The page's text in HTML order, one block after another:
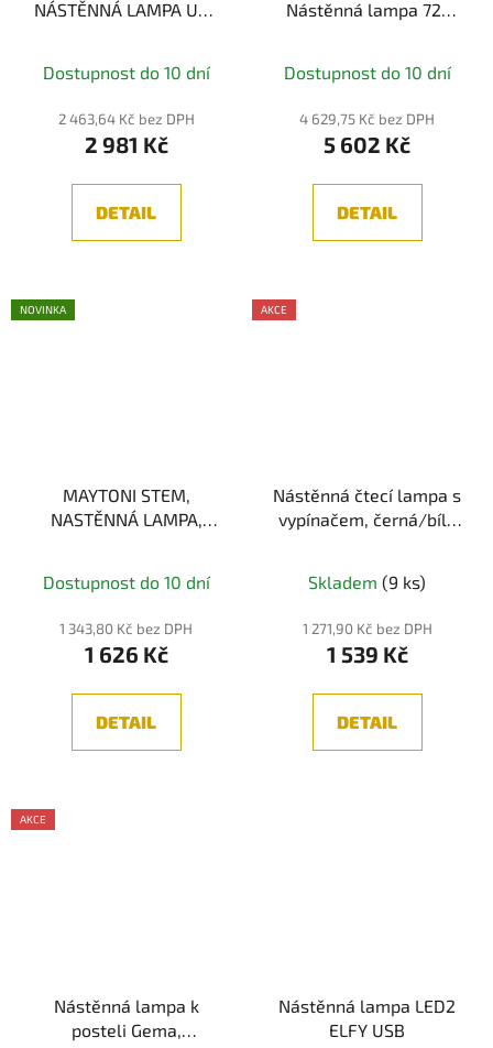
NÁSTĚNNÁ LAMPA USB
Dostupnost do 10 dní
2 463,64 Kč bez DPH
2 981 Kč
DETAIL
Nástěnná lampa 72-
Dostupnost do 10 dní
4 629,75 Kč bez DPH
5 602 Kč
DETAIL
NOVINKA
MAYTONI STEM,
NASTĚNNÁ LAMPA,
Dostupnost do 10 dní
1 343,80 Kč bez DPH
1 626 Kč
DETAIL
AKCE
Nástěnná čtecí lampa s
vypínačem, černá/bílá
hodnocení
produktu
je
z
Skladem (9 ks)
1 271,90 Kč bez DPH
1 539 Kč
DETAIL
AKCE
Nástěnná lampa k
posteli Gema,
Nástěnná lampa LED2
ELFY USB